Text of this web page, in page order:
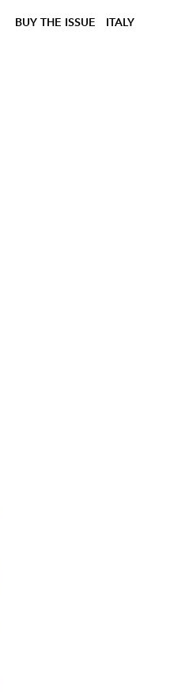
BUY THE ISSUE ITALY